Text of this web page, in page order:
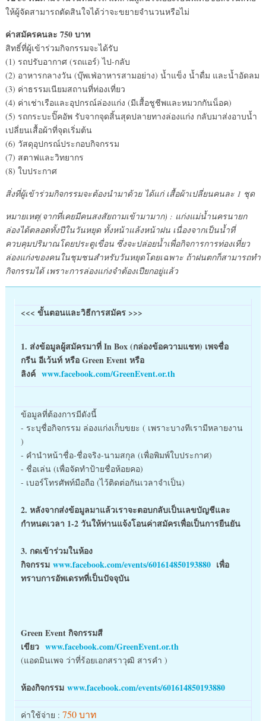
ให้ผู้จัดสามารถตัดสินใจได้ว่าจะขยายจำนวนหรือไม่
ค่าสมัครคนละ 750 บาท
สิทธิ์ที่ผู้เข้าร่วมกิจกรรมจะได้รับ
(1) รถปรับอากาศ (รถแอร์) ไป-กลับ
(2) อาหารกลางวัน (บุ๊พเฟ่อาหารสามอย่าง) น้ำแข็ง น้ำดื่ม และน้ำอัดลม
(3) ค่าธรรมเนียมสถานที่ท่องเที่ยว
(4) ค่าเช่าเรือและอุปกรณ์ล่องแก่ง (มีเสื้อชูชีพและหมวกกันน็อค)
(5) รถกระบะปิ๊คอัพ รับจากจุดสิ้นสุดปลายทางล่องแก่ง กลับมาส่งอาบน้ำ
เปลี่ยนเสื้อผ้าที่จุดเริ่มต้น
(6) วัสดุอุปกรณ์ประกอบกิจกรรม
(7) สตาฟและวิทยากร
(8) ใบประกาศ
สิ่งที่ผู้เข้าร่วมกิจกรรมจะต้องนำมาด้วย ได้แก่ เสื้อผ้าเปลี่ยนคนละ 1 ชุด
หมายเหตุ(จากที่เคยมีคนสงสัยถามเข้ามามาก) : แก่งแม่น้ำนครนายก
ล่องได้ตลอดทั้งปีในวันหยุด ทั้งหน้าแล้งหน้าฝน เนื่องจากเป็นน้ำที่
ควบคุมปริมาณโดยประตูเขื่อน ซึ่งจะปล่อยน้ำเพื่อกิจการการท่องเที่ยว
ล่องแก่งของคนในชุมชนสำหรับวันหยุดโดยเฉพาะ ถ้าฝนตกก็สามารถทำ
กิจกรรมได้ เพราะการล่องแก่งจำต้องเปียกอยู่แล้ว
<<< ขั้นตอนและวิธีการสมัคร >>>
1. ส่งข้อมูลผู้สมัครมาที่ In Box (กล่องข้อความแชท) เพจชื่อ
กรีน อีเว้นท์ หรือ Green Event หรือ
ลิงค์ www.facebook.com/GreenEvent.or.th
ข้อมูลที่ต้องการมีดังนี้
- ระบุชื่อกิจกรรม ล่องแก่งเก็บขยะ ( เพราะบางทีเรามีหลายงาน
)
- คำนำหน้าชื่อ-ชื่อจริง-นามสกุล (เพื่อพิมพ์ใบประกาศ)
- ชื่อเล่น (เพื่อจัดทำป้ายชื่อห้อยคอ)
- เบอร์โทรศัพท์มือถือ (ไว้ติดต่อกันเวลาจำเป็น)
2. หลังจากส่งข้อมูลมาแล้วเราจะตอบกลับเป็นเลขบัญชีและ
กำหนดเวลา 1-2 วันให้ท่านแจ้งโอนค่าสมัครเพื่อเป็นการยืนยัน
3. กดเข้าร่วมในห้อง
กิจกรรม www.facebook.com/events/601614850193880เพื่อ
ทราบการอัพเดรทที่เป็นปัจจุบัน
Green Event กิจกรรมสี
เขียว www.facebook.com/GreenEvent.or.th
(แอดมินเพจ ว่าที่ร้อยเอกสราวุฒิ สารคำ )
ห้องกิจกรรม www.facebook.com/events/601614850193880
ค่าใช้จ่าย : 750 บาท